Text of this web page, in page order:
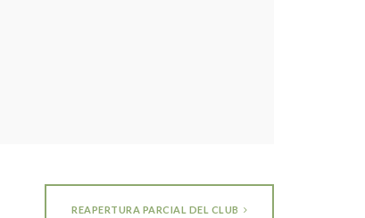
REAPERTURA PARCIAL DEL CLUB